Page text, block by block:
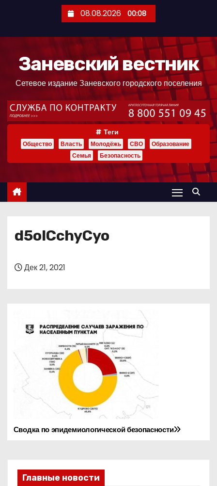
ж
08.08.2026 00:08
Заневский вестник
Сетевое издание Заневского городского поселения
Теги
Общество Власть Молодёжь СВО
Образование
Семья
Безопасность
d5oICchyCyo
Дек 21, 2021
Н
в
Сводка по эпидемиологической безопасности
Главные новости